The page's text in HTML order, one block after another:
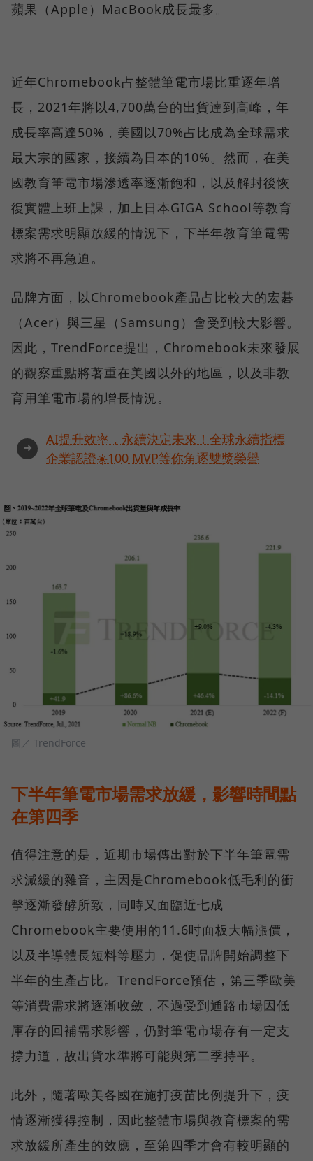
蘋果（Apple）MacBook成長最多。
近年Chromebook占整體筆電市場比重逐年增
長，2021年將以4,700萬台的出貨達到高峰，年
成長率高達50%，美國以70%占比成為全球需求
最大宗的國家，接續為日本的10%。然而，在美
國教育筆電市場滲透率逐漸飽和，以及解封後恢
復實體上班上課，加上日本GIGA School等教育
標案需求明顯放緩的情況下，下半年教育筆電需
求將不再急迫。
品牌方面，以Chromebook產品占比較大的宏碁
（Acer）與三星（Samsung）會受到較大影響。
因此，TrendForce提出，Chromebook未來發展
的觀察重點將著重在美國以外的地區，以及非教
育用筆電市場的增長情況。
➜
AI提升效率，永續決定未來！全球永續指標
企業認證☀️100 MVP等你角逐雙獎榮譽
圖／ TrendForce
下半年筆電市場需求放緩，影響時間點
在第四季
值得注意的是，近期市場傳出對於下半年筆電需
求減緩的雜音，主因是Chromebook低毛利的衝
擊逐漸發酵所致，同時又面臨近七成
Chromebook主要使用的11.6吋面板大幅漲價，
以及半導體長短料等壓力，促使品牌開始調整下
半年的生產占比。TrendForce預估，第三季歐美
等消費需求將逐漸收斂，不過受到通路市場因低
庫存的回補需求影響，仍對筆電市場存有一定支
撐力道，故出貨水準將可能與第二季持平。
此外，隨著歐美各國在施打疫苗比例提升下，疫
情逐漸獲得控制，因此整體市場與教育標案的需
求放緩所產生的效應，至第四季才會有較明顯的